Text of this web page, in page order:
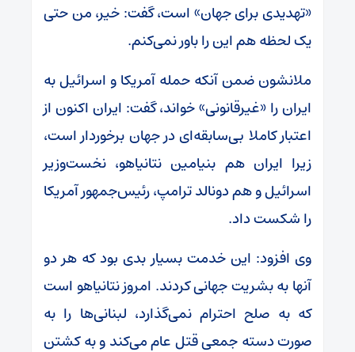
«تهدیدی برای جهان» است، گفت: خیر، من حتی
یک لحظه هم این را باور نمی‌کنم.
ملانشون ضمن آنکه حمله آمریکا و اسرائیل به
ایران را «غیرقانونی» خواند، گفت: ایران اکنون از
اعتبار کاملا بی‌سابقه‌ای در جهان برخوردار است،
زیرا ایران هم بنیامین نتانیاهو، نخست‌وزیر
اسرائیل و هم دونالد ترامپ، رئیس‌جمهور آمریکا
را شکست داد.
وی افزود: این خدمت بسیار بدی بود که هر دو
آنها به بشریت جهانی کردند. امروز نتانیاهو است
که به صلح احترام نمی‌گذارد، لبنانی‌ها را به
صورت دسته جمعی قتل عام می‌کند و به کشتن